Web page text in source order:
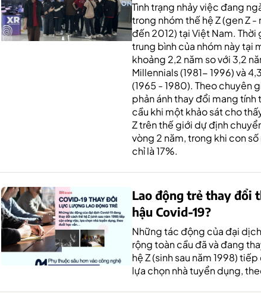
Tình trạng nhảy việc đang
trong nhóm thế hệ Z (gen Z -
đến 2012) tại Việt Nam. Thời
trung bình của nhóm này tại
khoảng 2,2 năm so với 3,2
Millennials (1981- 1996) và
(1965 - 1980). Theo chuyên
phản ánh thay đổi mang tính
cầu khi một khảo sát cho
Z trên thế giới dự định
vòng 2 năm, trong khi con
chỉ là 17%.
Lao động trẻ thay đổi
hậu Covid-19?
Những tác động của đại
rộng toàn cầu đã và đang
hệ Z (sinh sau năm 1998)
lựa chọn nhà tuyển dụng,